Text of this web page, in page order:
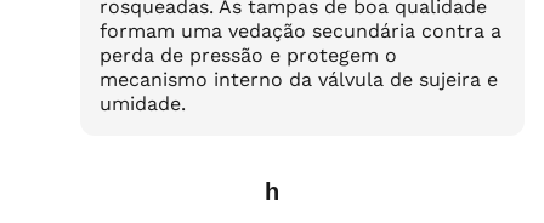
rosqueadas. As tampas de boa qualidade
formam uma vedação secundária contra a
perda de pressão e protegem o
mecanismo interno da válvula de sujeira e
umidade.
h